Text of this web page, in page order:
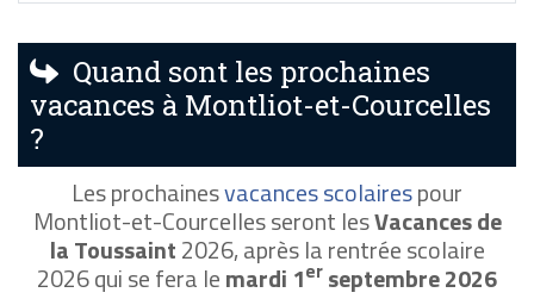
Quand sont les prochaines
vacances à Montliot-et-Courcelles
?
Les prochainesvacances scolairespour
Montliot-et-Courcelles seront lesVacances de
la Toussaint2026, après la rentrée scolaire
2026 qui se fera lemardi 1er septembre 2026